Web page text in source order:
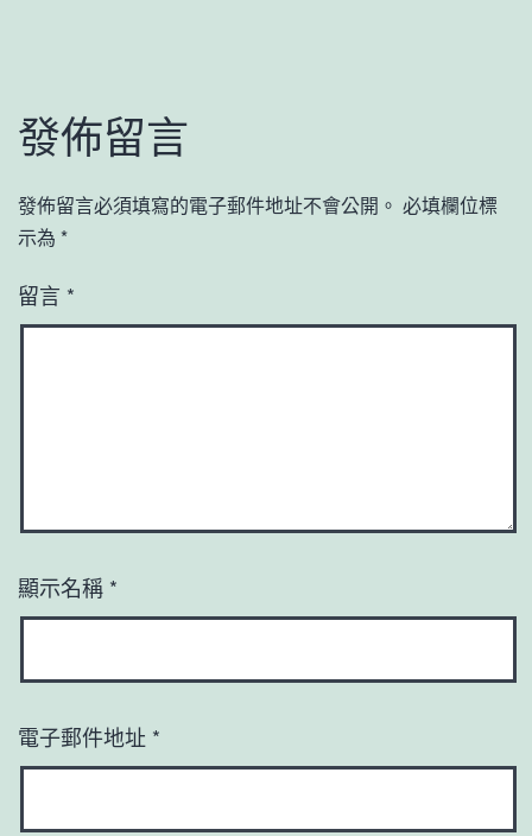
發佈留言
發佈留言必須填寫的電子郵件地址不會公開。 必填欄位標
示為 *
留言 *
顯示名稱 *
電子郵件地址 *